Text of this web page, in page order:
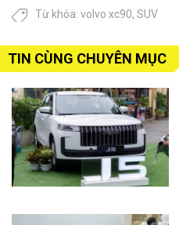
Từ khóa: volvo xc90, SUV
TIN CÙNG CHUYÊN MỤC